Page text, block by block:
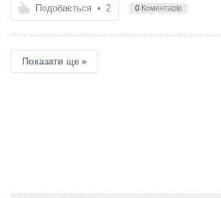
Подобається • 2 0 Коментарів
Показати ще »